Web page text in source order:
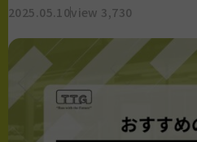
2025.05.10view 3,730